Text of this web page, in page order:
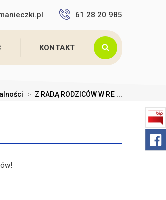
61 28 20 985
KONTAKT
> Z RADĄ RODZICÓW W RE ...